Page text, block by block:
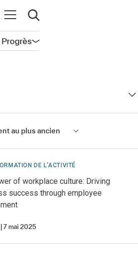
Ouvrir la navigation
Ouvrir la recherche
Ouvrir la navigation
au plus ancien
DE L'ACTIVITÉ
of workplace culture: Driving
success through employee
7 mai 2025